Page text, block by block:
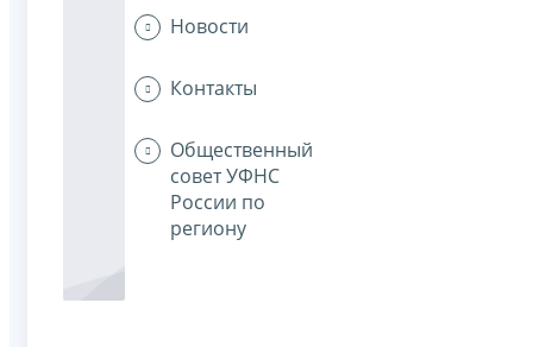
Новости
Контакты
Общественный
совет УФНС
России по
региону